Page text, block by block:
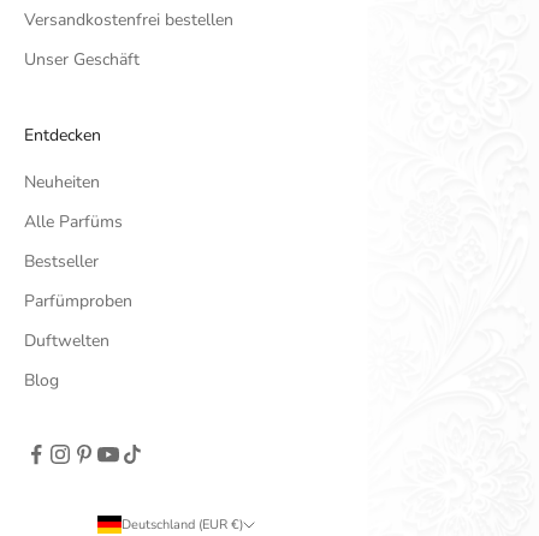
Versandkostenfrei bestellen
Unser Geschäft
Entdecken
Neuheiten
Alle Parfüms
Bestseller
Parfümproben
Duftwelten
Blog
Deutschland (EUR €)